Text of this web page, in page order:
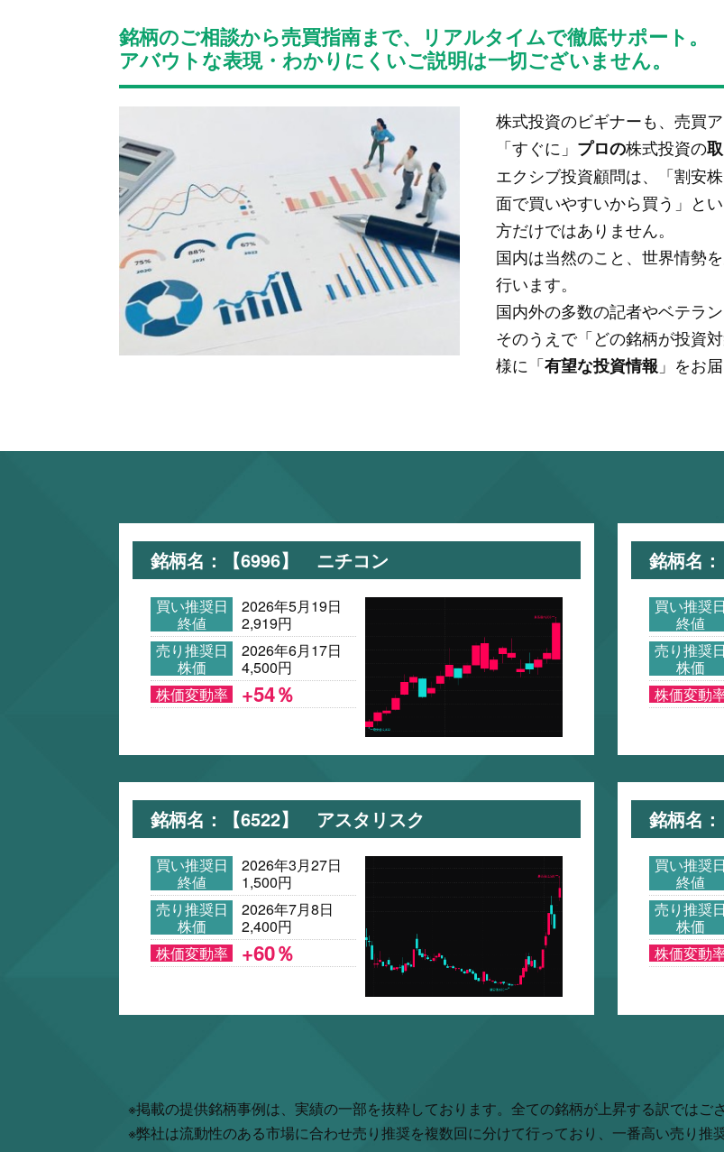
銘柄のご相談から売買指南まで、リアルタイムで徹底サポート。
アバウトな表現・わかりにくいご説明は一切ございません。
株式投資のビギナーも、売買
「すぐに」 プロの株式投資の
エクシブ投資顧問は、「割安
面で買いやすいから買う」と
方だけではありません。
国内は当然のこと、世界情勢
行います。
国内外の多数の記者やベテラ
そのうえで「どの銘柄が投資
様に「有望な投資情報 」をお
銘柄名：【6996】 ニチコン
買い推奨日
終値
2026年5月19日
2,919円
売り推奨日
株価
2026年6月17日
4,500円
株価変動率
+54％
銘柄名
買い推奨日
終値
売り推奨日
株価
株価変動
銘柄名：【6522】 アスタリスク
買い推奨日
終値
2026年3月27日
1,500円
売り推奨日
株価
2026年7月8日
2,400円
株価変動率
+60％
銘柄名
買い推奨日
終値
売り推奨日
株価
株価変動
※掲載の提供銘柄事例は、実績の一部を抜粋しております。全ての銘柄が上昇する訳ではご
※弊社は流動性のある市場に合わせ売り推奨を複数回に分けて行っており、一番高い売り推